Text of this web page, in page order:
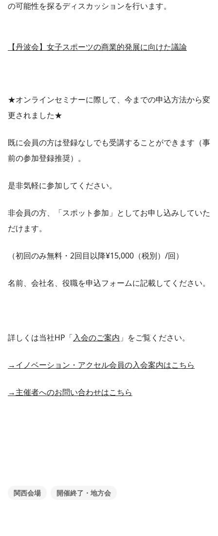
の可能性を探るディスカッションを行います。
【丹波会】女子スポーツの商業的発展に向けた議論
★オンラインセミナーに際して、今までの申込方法から変
更されました★
既に会員の方は登録なしでも受講することができます（事
前の参加登録推奨）。
是非気軽に参加してください。
非会員の方、「スポット参加」としてお申し込みしていた
だけます。
（初回のみ無料・2回目以降¥15,000（税別）/回）
名前、会社名、役職を申込フォームに記載してください。
詳しくは当社HP「入会のご案内 」をご覧ください。
→イノベーション・アクセル会員の入会案内はこちら
→主催者へのお問い合わせはこちら
関西会場 開催終了・地方会